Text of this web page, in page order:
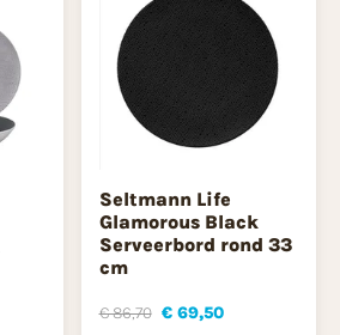
Seltmann Life
Glamorous Black
Serveerbord rond 33
cm
€ 86,70 € 69,50